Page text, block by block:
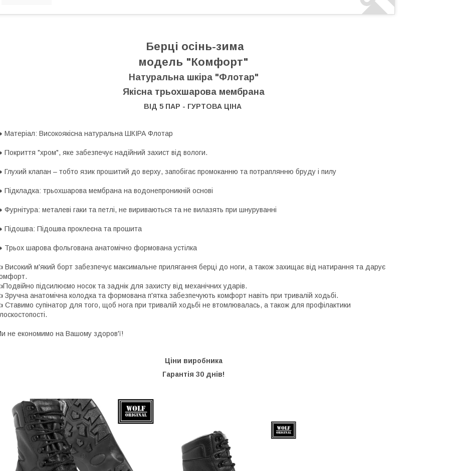
Берці осінь-зима
модель "Комфорт"
Натуральна шкіра "Флотар"
Якісна трьохшарова мембрана
ВІД 5 ПАР - ГУРТОВА ЦІНА
Матеріал: Високоякісна натуральна ШКІРА Флотар
Покриття "хром", яке забезпечує надійний захист від вологи.
Глухий клапан – тобто язик прошитий до верху, запобігає промоканню та потраплянню бруду і пилу
Підкладка: трьохшарова мембрана на водонепроникній основі
Фурнітура: металеві гаки та петлі, не вириваються та не вилазять при шнуруванні
Підошва: Підошва проклеєна та прошита
Трьох шарова фольгована анатомічно формована устілка
Високий м'який борт забезпечує максимальне прилягання берці до ноги, а також захищає від натирання та дарує
підсилюємо носок та заднік для захисту від механічних ударів.
Зручна анатомічна колодка та формована п'ятка забезпечують комфорт навіть при тривалій ходьбі.
Ставимо супінатор для того, щоб нога при тривалій ходьбі не втомлювалась, а також для профілактики
не економимо на Вашому здоров'ї!
Ціни виробника
Гарантія 30 днів!